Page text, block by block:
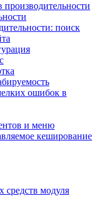
производительности
поиск
ошибок в
и меню
кеширование
модуля